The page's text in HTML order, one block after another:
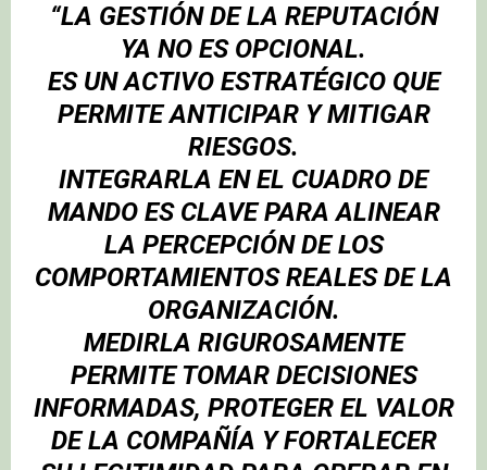
“LA GESTIÓN DE LA REPUTACIÓN
YA NO ES OPCIONAL.
ES UN ACTIVO ESTRATÉGICO QUE
PERMITE ANTICIPAR Y MITIGAR
RIESGOS.
INTEGRARLA EN EL CUADRO DE
MANDO ES CLAVE PARA ALINEAR
LA PERCEPCIÓN DE LOS
COMPORTAMIENTOS REALES DE LA
ORGANIZACIÓN.
MEDIRLA RIGUROSAMENTE
PERMITE TOMAR DECISIONES
INFORMADAS, PROTEGER EL VALOR
DE LA COMPAÑÍA Y FORTALECER